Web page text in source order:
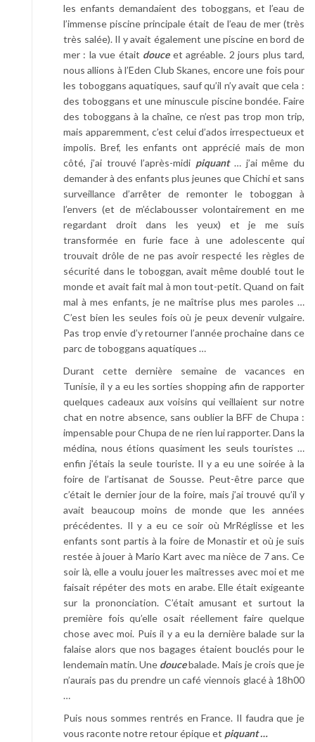
les enfants demandaient des toboggans, et l’eau de
l’immense piscine principale était de l’eau de mer (très
très salée). Il y avait également une piscine en bord de
mer : la vue était douceet agréable. 2 jours plus tard,
nous allions à l’Eden Club Skanes, encore une fois pour
les toboggans aquatiques, sauf qu’il n’y avait que cela :
des toboggans et une minuscule piscine bondée. Faire
des toboggans à la chaîne, ce n’est pas trop mon trip,
mais apparemment, c’est celui d’ados irrespectueux et
impolis. Bref, les enfants ont apprécié mais de mon
côté, j’ai trouvé l’après-midi piquant… j’ai même du
demander à des enfants plus jeunes que Chichi et sans
surveillance d’arrêter de remonter le toboggan à
l’envers (et de m’éclabousser volontairement en me
regardant droit dans les yeux) et je me suis
transformée en furie face à une adolescente qui
trouvait drôle de ne pas avoir respecté les règles de
sécurité dans le toboggan, avait même doublé tout le
monde et avait fait mal à mon tout-petit. Quand on fait
mal à mes enfants, je ne maîtrise plus mes paroles …
C’est bien les seules fois où je peux devenir vulgaire.
Pas trop envie d’y retourner l’année prochaine dans ce
parc de toboggans aquatiques …
Durant cette dernière semaine de vacances en
Tunisie, il y a eu les sorties shopping afin de rapporter
quelques cadeaux aux voisins qui veillaient sur notre
chat en notre absence, sans oublier la BFF de Chupa :
impensable pour Chupa de ne rien lui rapporter. Dans la
médina, nous étions quasiment les seuls touristes …
enfin j’étais la seule touriste. Il y a eu une soirée à la
foire de l’artisanat de Sousse. Peut-être parce que
c’était le dernier jour de la foire, mais j’ai trouvé qu’il y
avait beaucoup moins de monde que les années
précédentes. Il y a eu ce soir où MrRéglisse et les
enfants sont partis à la foire de Monastir et où je suis
restée à jouer à Mario Kart avec ma nièce de 7 ans. Ce
soir là, elle a voulu jouer les maîtresses avec moi et me
faisait répéter des mots en arabe. Elle était exigeante
sur la prononciation. C’était amusant et surtout la
première fois qu’elle osait réellement faire quelque
chose avec moi. Puis il y a eu la dernière balade sur la
falaise alors que nos bagages étaient bouclés pour le
lendemain matin. Une doucebalade. Mais je crois que je
n’aurais pas du prendre un café viennois glacé à 18h00
…
Puis nous sommes rentrés en France. Il faudra que je
vous raconte notre retour épique et piquant …